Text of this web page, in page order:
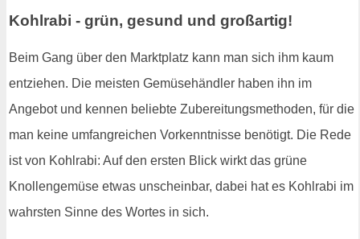
Kohlrabi - grün, gesund und großartig!
Beim Gang über den Marktplatz kann man sich ihm kaum
entziehen. Die meisten Gemüsehändler haben ihn im
Angebot und kennen beliebte Zubereitungsmethoden, für die
man keine umfangreichen Vorkenntnisse benötigt. Die Rede
ist von Kohlrabi: Auf den ersten Blick wirkt das grüne
Knollengemüse etwas unscheinbar, dabei hat es Kohlrabi im
wahrsten Sinne des Wortes in sich.